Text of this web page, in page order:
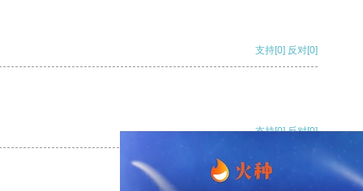
支持[0] 反对[0]
支持[0] 反对[0]